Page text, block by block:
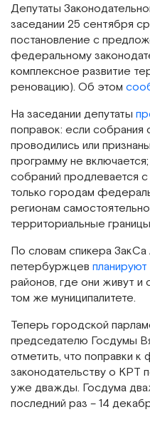
Депутаты
заседании 25 сентября
постановление с
федеральному
комплексное развитие
реновацию). Об этом
На заседании депутаты
поправок: если собрания
проводились или
программу не
собраний продлевается
только городам
регионам самостоятельно
территориальные
По словам спикера
петербуржцев планируют
районов, где они живут и
том же муниципалитете.
Теперь городской
председателю Госдумы
отметить, что поправки
законодательству о КРТ
уже дважды. Госдума
последний раз – 14